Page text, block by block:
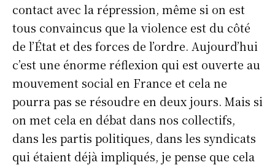
contact avec la répression, même si on est
tous convaincus que la violence est du côté
de l’État et des forces de l’ordre. Aujourd’hui
c’est une énorme réflexion qui est ouverte au
mouvement social en France et cela ne
pourra pas se résoudre en deux jours. Mais si
on met cela en débat dans nos collectifs,
dans les partis politiques, dans les syndicats
qui étaient déjà impliqués, je pense que cela